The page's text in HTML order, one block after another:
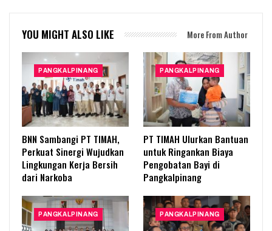
YOU MIGHT ALSO LIKE More From Author
PANGKALPINANG
BNN Sambangi PT TIMAH,
Perkuat Sinergi Wujudkan
Lingkungan Kerja Bersih
dari Narkoba
PANGKALPINANG
PT TIMAH Ulurkan Bantuan
untuk Ringankan Biaya
Pengobatan Bayi di
Pangkalpinang
PANGKALPINANG PANGKALPINANG